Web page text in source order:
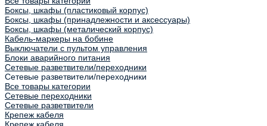
Боксы, шкафы (пластиковый корпус)
Боксы, шкафы (принадлежности и аксессуары)
Боксы, шкафы (металический корпус)
Кабель-маркеры на бобине
Выключатели с пультом управления
Блоки аварийного питания
Сетевые разветвители/переходники
Сетевые разветвители/переходники
Все товары категории
Сетевые переходники
Сетевые разветвители
Крепеж кабеля